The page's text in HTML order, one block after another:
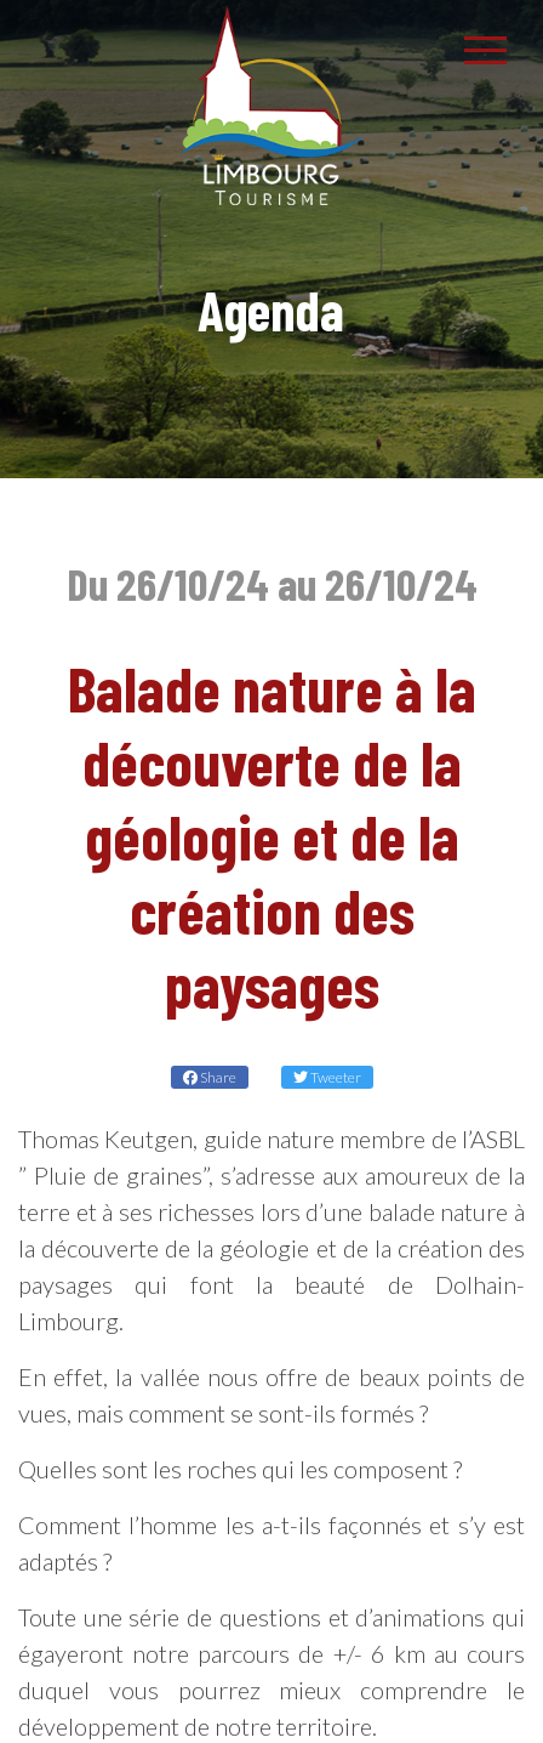
Agenda
Du 26/10/24 au 26/10/24
Balade nature à la
découverte de la
géologie et de la
création des
paysages
Share Tweeter
Thomas Keutgen, guide nature membre de l’ASBL
” Pluie de graines”, s’adresse aux amoureux de la
terre et à ses richesses lors d’une balade nature à
la découverte de la géologie et de la création des
paysages qui font la beauté de Dolhain-
Limbourg.
En effet, la vallée nous offre de beaux points de
vues, mais comment se sont-ils formés ?
Quelles sont les roches qui les composent ?
Comment l’homme les a-t-ils façonnés et s’y est
adaptés ?
Toute une série de questions et d’animations qui
égayeront notre parcours de +/- 6 km au cours
duquel vous pourrez mieux comprendre le
développement de notre territoire.